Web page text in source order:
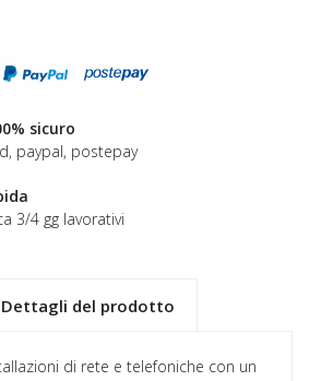
sicuro
paypal, postepay
3/4 gg lavorativi
Dettagli del prodotto
di rete e telefoniche con un